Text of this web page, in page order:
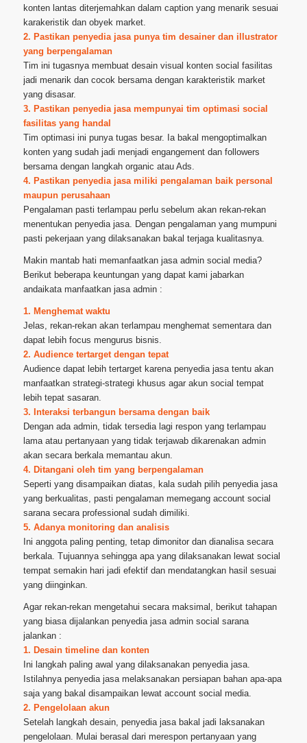
konten lantas diterjemahkan dalam caption yang menarik sesuai
karakeristik dan obyek market.
2. Pastikan penyedia jasa punya tim desainer dan illustrator
yang berpengalaman
Tim ini tugasnya membuat desain visual konten social fasilitas
jadi menarik dan cocok bersama dengan karakteristik market
yang disasar.
3. Pastikan penyedia jasa mempunyai tim optimasi social
fasilitas yang handal
Tim optimasi ini punya tugas besar. Ia bakal mengoptimalkan
konten yang sudah jadi menjadi engangement dan followers
bersama dengan langkah organic atau Ads.
4. Pastikan penyedia jasa miliki pengalaman baik personal
maupun perusahaan
Pengalaman pasti terlampau perlu sebelum akan rekan-rekan
menentukan penyedia jasa. Dengan pengalaman yang mumpuni
pasti pekerjaan yang dilaksanakan bakal terjaga kualitasnya.
Makin mantab hati memanfaatkan jasa admin social media?
Berikut beberapa keuntungan yang dapat kami jabarkan
andaikata manfaatkan jasa admin :
1. Menghemat waktu
Jelas, rekan-rekan akan terlampau menghemat sementara dan
dapat lebih focus mengurus bisnis.
2. Audience tertarget dengan tepat
Audience dapat lebih tertarget karena penyedia jasa tentu akan
manfaatkan strategi-strategi khusus agar akun social tempat
lebih tepat sasaran.
3. Interaksi terbangun bersama dengan baik
Dengan ada admin, tidak tersedia lagi respon yang terlampau
lama atau pertanyaan yang tidak terjawab dikarenakan admin
akan secara berkala memantau akun.
4. Ditangani oleh tim yang berpengalaman
Seperti yang disampaikan diatas, kala sudah pilih penyedia jasa
yang berkualitas, pasti pengalaman memegang account social
sarana secara professional sudah dimiliki.
5. Adanya monitoring dan analisis
Ini anggota paling penting, tetap dimonitor dan dianalisa secara
berkala. Tujuannya sehingga apa yang dilaksanakan lewat social
tempat semakin hari jadi efektif dan mendatangkan hasil sesuai
yang diinginkan.
Agar rekan-rekan mengetahui secara maksimal, berikut tahapan
yang biasa dijalankan penyedia jasa admin social sarana
jalankan :
1. Desain timeline dan konten
Ini langkah paling awal yang dilaksanakan penyedia jasa.
Istilahnya penyedia jasa melaksanakan persiapan bahan apa-apa
saja yang bakal disampaikan lewat account social media.
2. Pengelolaan akun
Setelah langkah desain, penyedia jasa bakal jadi laksanakan
pengelolaan. Mulai berasal dari merespon pertanyaan yang